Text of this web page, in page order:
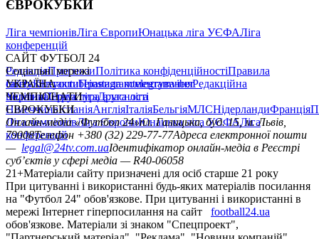
ЄВРОКУБКИ
Ліга чемпіонівЛіга ЄвропиЮнацька ліга УЄФАЛіга
конференцій
САЙТ ФУТБОЛ 24
РедакціяПрогнозиПолітика конфіденційностіПравила
сайтуКонтактиПравила коментуванняРедакційна
політикаСтруктура власності
Соціальні мережі
facebookxyoutubeinstagramtelegramviber
УКРАЇНА
УкраїнаПерша лігаДруга ліга
ЧЕМПІОНАТИ
НімеччинаІспаніяАнгліяІталіяБельгіяМЛСНідерландиФранція
ЄВРОКУБКИ
Ліга чемпіонівЛіга ЄвропиЮнацька ліга УЄФАЛіга
конференцій
Онлайн-медіа «Футбол 24»пл. Галицька, буд. 15, м. Львів,
79008Телефон +380 (32) 229-77-77Адреса електронної пошти
— legal@24tv.com.uaІдентифікатор онлайн-медіа в Реєстрі
суб’єктів у сфері медіа — R40-06058
21+Матеріали сайту призначені для осіб старше 21 року
При цитуванні і використанні будь-яких матеріалів посилання
на "Футбол 24" обов'язкове. При цитуванні і використанні в
мережі Інтернет гіперпосилання на сайт
football24.ua
обов'язкове. Матеріали зі знаком "Спецпроект",